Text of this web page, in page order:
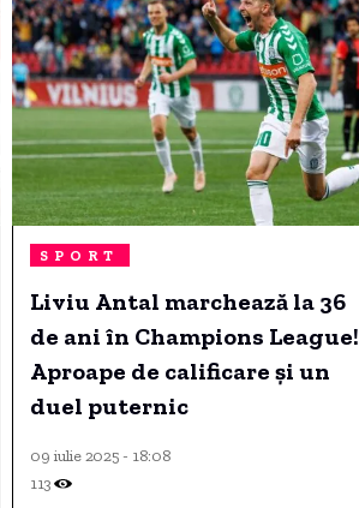
SPORT
Liviu Antal marchează la 36
de ani în Champions League!
Aproape de calificare și un
duel puternic
09 iulie 2025 - 18:08
113